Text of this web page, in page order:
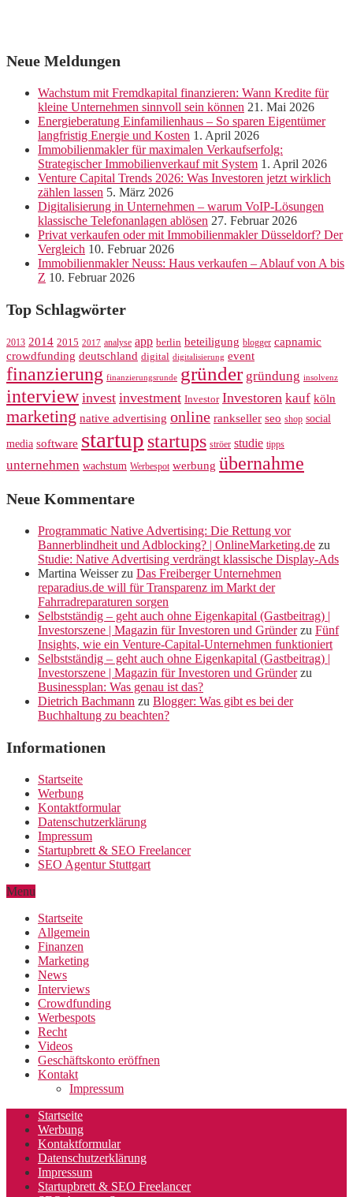
Neue Meldungen
Wachstum mit Fremdkapital finanzieren: Wann Kredite für
kleine Unternehmen sinnvoll sein können 21. Mai 2026
Energieberatung Einfamilienhaus – So sparen Eigentümer
langfristig Energie und Kosten 1. April 2026
Immobilienmakler für maximalen Verkaufserfolg:
Strategischer Immobilienverkauf mit System 1. April 2026
Venture Capital Trends 2026: Was Investoren jetzt wirklich
zählen lassen 5. März 2026
Digitalisierung in Unternehmen – warum VoIP-Lösungen
klassische Telefonanlagen ablösen 27. Februar 2026
Privat verkaufen oder mit Immobilienmakler Düsseldorf? Der
Vergleich 10. Februar 2026
Immobilienmakler Neuss: Haus verkaufen – Ablauf von A bis
Z 10. Februar 2026
Top Schlagwörter
2013 2014 2015 2017 analyse app berlin beteiligung blogger capnamic
crowdfunding deutschland digital digitalisierung event
finanzierung finanzierungsrunde gründer gründung insolvenz
interview invest investment Investor Investoren kauf köln
marketing native advertising online rankseller seo shop social
media software startup startups ströer studie tipps
unternehmen wachstum Werbespot werbung übernahme
Neue Kommentare
Programmatic Native Advertising: Die Rettung vor
Bannerblindheit und Adblocking? | OnlineMarketing.de zu
Studie: Native Advertising verdrängt klassische Display-Ads
Martina Weisserzu Das Freiberger Unternehmen
reparadius.de will für Transparenz im Markt der
Fahrradreparaturen sorgen
Selbstständig – geht auch ohne Eigenkapital (Gastbeitrag) |
Investorszene | Magazin für Investoren und Gründerzu Fünf
Insights, wie ein Venture-Capital-Unternehmen funktioniert
Selbstständig – geht auch ohne Eigenkapital (Gastbeitrag) |
Investorszene | Magazin für Investoren und Gründerzu
Businessplan: Was genau ist das?
Dietrich Bachmann zu Blogger: Was gibt es bei der
Buchhaltung zu beachten?
Informationen
Startseite
Werbung
Kontaktformular
Datenschutzerklärung
Impressum
Startupbrett & SEO Freelancer
SEO Agentur Stuttgart
Menu
Startseite
Allgemein
Finanzen
Marketing
News
Interviews
Crowdfunding
Werbespots
Recht
Videos
Geschäftskonto eröffnen
Kontakt
Impressum
Startseite
Werbung
Kontaktformular
Datenschutzerklärung
Impressum
Startupbrett & SEO Freelancer